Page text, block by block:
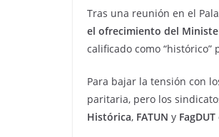
Tras una reunión en el
el ofrecimiento del
calificado como “histórico”
Para bajar la tensión con
paritaria, pero los
Histórica, FATUN y FagDUT